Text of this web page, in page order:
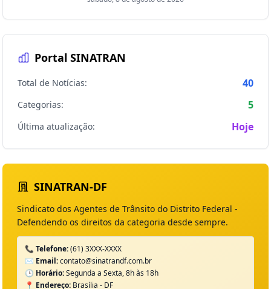
Portal SINATRAN
Total de Notícias: 40
Categorias: 5
Última atualização: Hoje
SINATRAN-DF
Sindicato dos Agentes de Trânsito do Distrito Federal -
Defendendo os direitos da categoria desde sempre.
📞 Telefone:(61) 3XXX-XXXX
✉️ Email:contato@sinatrandf.com.br
🕒 Horário:Segunda a Sexta, 8h às 18h
📍 Endereço: Brasília - DF